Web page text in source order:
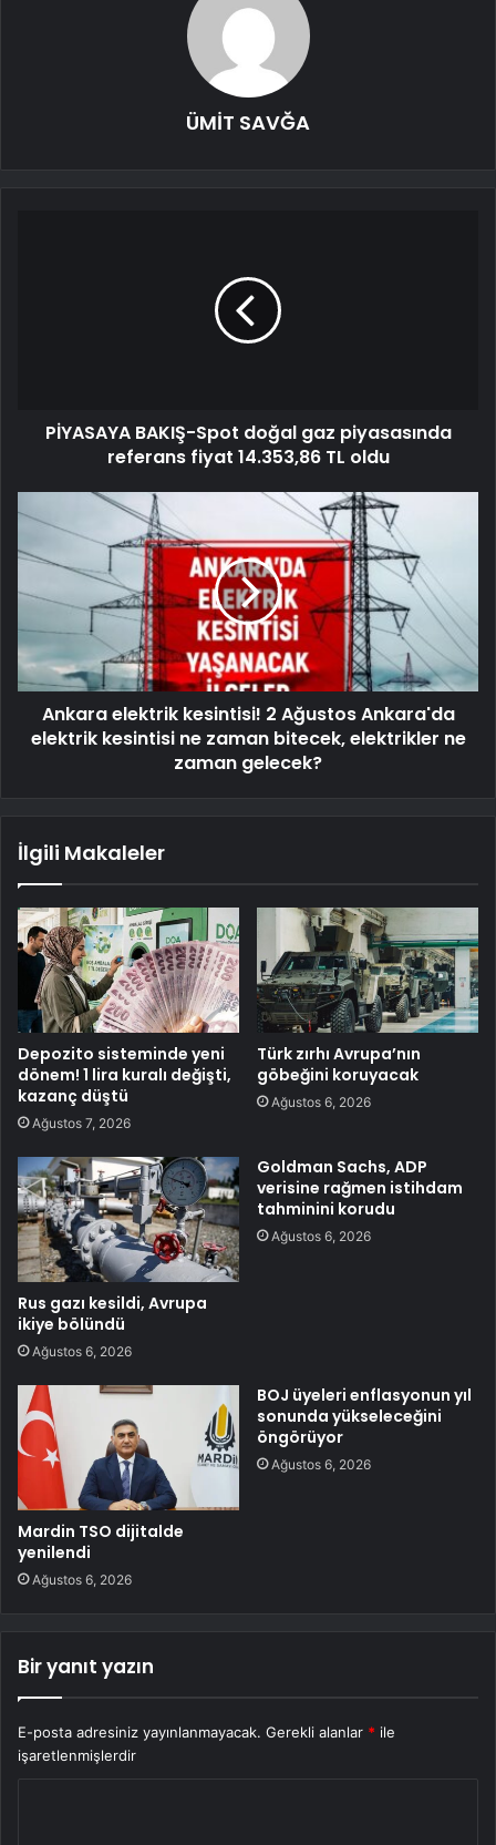
ÜMİT SAVĞA
PİYASAYA BAKIŞ-Spot doğal gaz piyasasında
referans fiyat 14.353,86 TL oldu
Ankara elektrik kesintisi! 2 Ağustos Ankara'da
elektrik kesintisi ne zaman bitecek, elektrikler ne
zaman gelecek?
İlgili Makaleler
Depozito sisteminde yeni
dönem! 1 lira kuralı değişti,
kazanç düştü
Ağustos 7, 2026
Türk zırhı Avrupa’nın
göbeğini koruyacak
Ağustos 6, 2026
Rus gazı kesildi, Avrupa
ikiye bölündü
Ağustos 6, 2026
Goldman Sachs, ADP
verisine rağmen istihdam
tahminini korudu
Ağustos 6, 2026
Mardin TSO dijitalde
yenilendi
Ağustos 6, 2026
BOJ üyeleri enflasyonun yıl
sonunda yükseleceğini
öngörüyor
Ağustos 6, 2026
Bir yanıt yazın
E-posta adresiniz yayınlanmayacak. Gerekli alanlar * ile
işaretlenmişlerdir